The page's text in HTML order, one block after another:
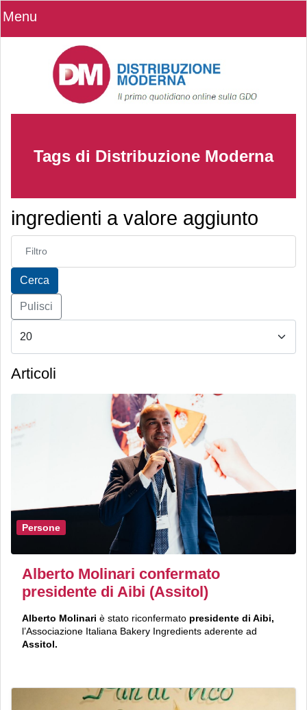
Menu
Tags di Distribuzione Moderna
ingredienti a valore aggiunto
Inserisci parte del titolo
Cerca
Pulisci
Articoli
Persone
Alberto Molinari confermato
presidente di Aibi (Assitol)
Alberto Molinari è stato riconfermato presidente di Aibi,
l’Associazione Italiana Bakery Ingredients aderente ad
Assitol.